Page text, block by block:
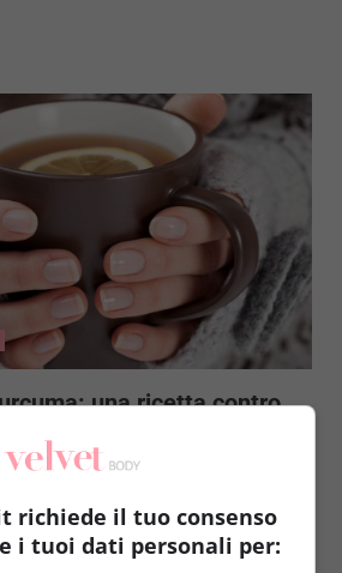
una ricetta contro
1 Giugno 2018
per la salute, molto più di
Non è un...
richiede il tuo consenso
i tuoi dati personali per: